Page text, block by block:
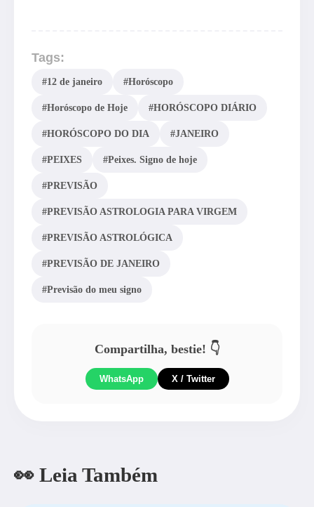
Tags:
#12 de janeiro #Horóscopo
#Horóscopo de Hoje #HORÓSCOPO DIÁRIO
#HORÓSCOPO DO DIA #JANEIRO
#PEIXES #Peixes. Signo de hoje
#PREVISÃO
#PREVISÃO ASTROLOGIA PARA VIRGEM
#PREVISÃO ASTROLÓGICA
#PREVISÃO DE JANEIRO
#Previsão do meu signo
Compartilha, bestie! 👇
WhatsApp X / Twitter
👀 Leia Também